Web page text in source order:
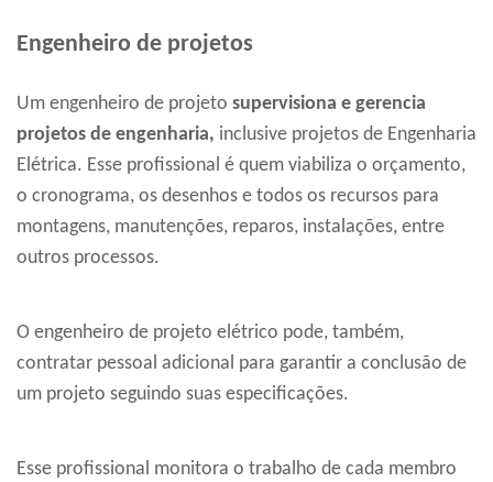
Engenheiro de projetos
Um engenheiro de projeto supervisiona e gerencia
projetos de engenharia, inclusive projetos de Engenharia
Elétrica. Esse profissional é quem viabiliza o orçamento,
o cronograma, os desenhos e todos os recursos para
montagens, manutenções, reparos, instalações, entre
outros processos.
O engenheiro de projeto elétrico pode, também,
contratar pessoal adicional para garantir a conclusão de
um projeto seguindo suas especificações.
Esse profissional monitora o trabalho de cada membro